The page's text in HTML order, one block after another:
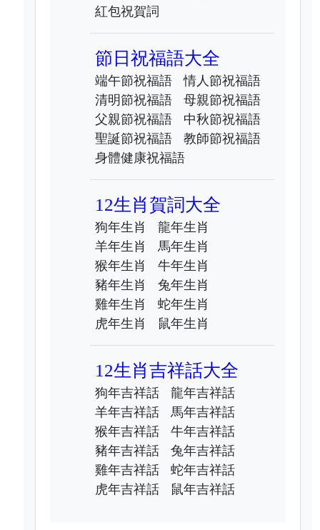
紅包祝賀詞
節日祝福語大全
端午節祝福語
情人節祝福語
清明節祝福語
母親節祝福語
父親節祝福語
中秋節祝福語
聖誕節祝福語
教師節祝福語
身體健康祝福語
12生肖賀詞大全
狗年生肖
龍年生肖
羊年生肖
馬年生肖
猴年生肖
牛年生肖
豬年生肖
兔年生肖
雞年生肖
蛇年生肖
虎年生肖
鼠年生肖
12生肖吉祥話大全
狗年吉祥話
龍年吉祥話
羊年吉祥話
馬年吉祥話
猴年吉祥話
牛年吉祥話
豬年吉祥話
兔年吉祥話
雞年吉祥話
蛇年吉祥話
虎年吉祥話
鼠年吉祥話